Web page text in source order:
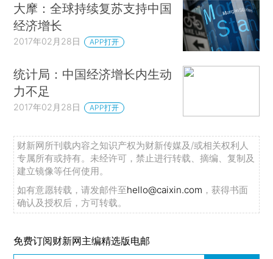
大摩：全球持续复苏支持中国
经济增长
2017年02月28日 APP打开
统计局：中国经济增长内生动
力不足
2017年02月28日 APP打开
财新网所刊载内容之知识产权为财新传媒及/或相关权利人
专属所有或持有。未经许可，禁止进行转载、摘编、复制及
建立镜像等任何使用。
如有意愿转载，请发邮件至hello@caixin.com ，获得书面
确认及授权后，方可转载。
免费订阅财新网主编精选版电邮